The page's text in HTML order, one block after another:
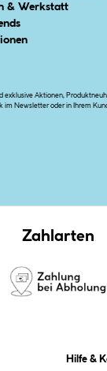
& Werkstatt
exklusive Aktionen,
im Newsletter oder in Ihrem
Zahlarten
Hilfe &